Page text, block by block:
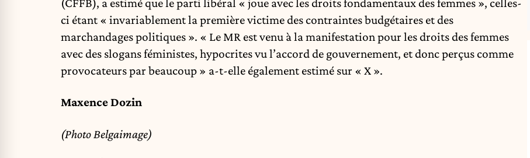
(CFFB), a estimé que le parti libéral « joue avec les droits fondamentaux des femmes », celles-
ci étant « invariablement la première victime des contraintes budgétaires et des
marchandages politiques ». « Le MR est venu à la manifestation pour les droits des femmes
avec des slogans féministes, hypocrites vu l’accord de gouvernement, et donc perçus comme
provocateurs par beaucoup » a-t-elle également estimé sur « X ».
Maxence Dozin
(Photo Belgaimage)